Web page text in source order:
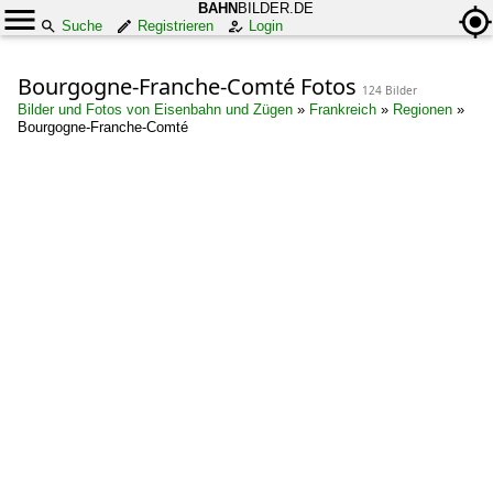
BAHN BILDER.DE
Suche
Registrieren Login
Bourgogne-Franche-Comté Fotos 124 Bilder
Bilder und Fotos von Eisenbahn und Zügen » Frankreich » Regionen »
Bourgogne-Franche-Comté